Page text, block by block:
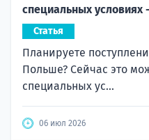
специальных
Статья
Планируете
Польше? Сейчас это
специальных ус...
06 июл 2026